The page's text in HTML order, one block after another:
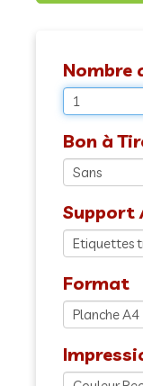
Nombre
Bon à
Support
Format